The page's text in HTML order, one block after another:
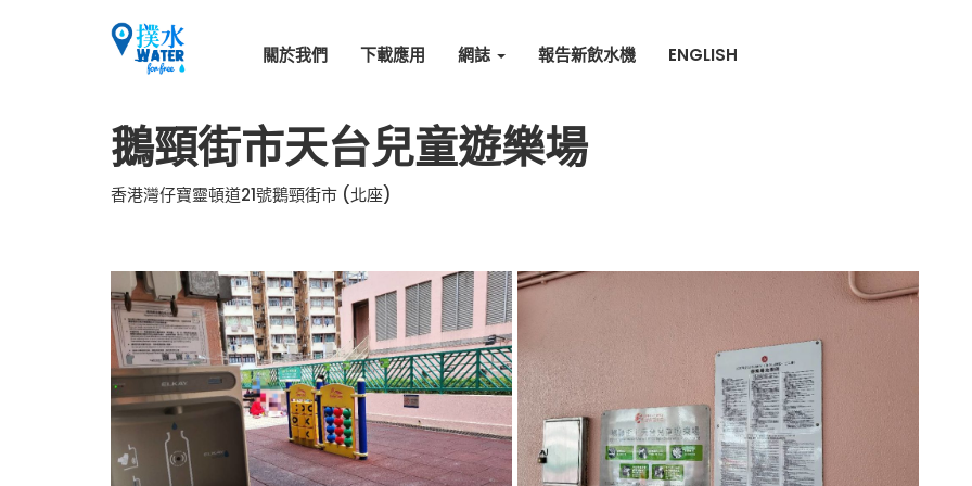
關於我們 下載應用 網誌 報告新飲水機 ENGLISH
鵝頸街市天台兒童遊樂場
香港灣仔寶靈頓道21號鵝頸街市 (北座)